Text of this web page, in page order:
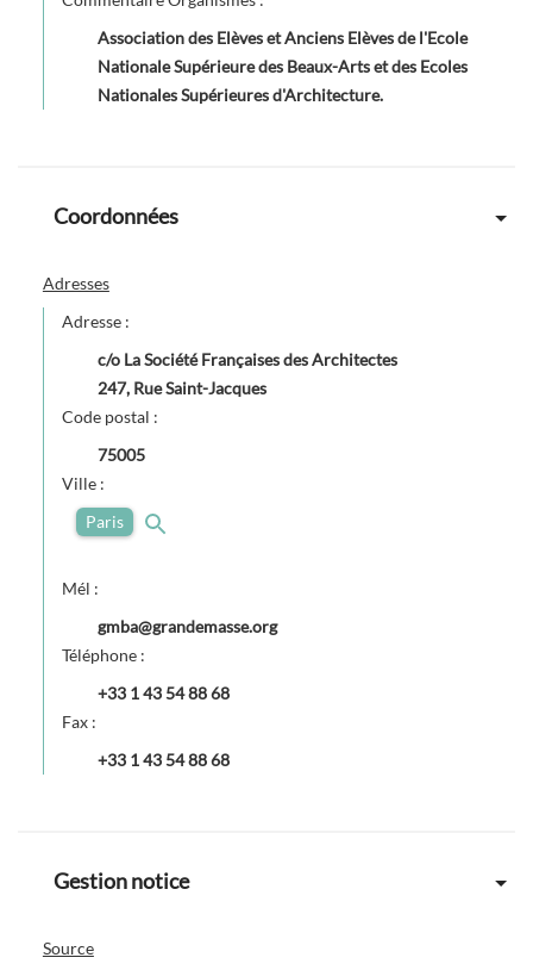
Association des Elèves et Anciens Elèves de l'Ecole
Nationale Supérieure des Beaux-Arts et des Ecoles
Nationales Supérieures d'Architecture.
Coordonnées
Adresses
Adresse :
c/o La Société Françaises des Architectes
247, Rue Saint-Jacques
Code postal :
75005
Ville :
Paris
Mél :
gmba@grandemasse.org
Téléphone :
+33 1 43 54 88 68
Fax :
+33 1 43 54 88 68
Gestion notice
Source